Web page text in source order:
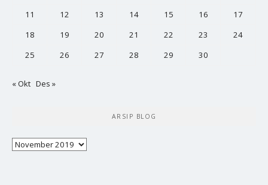
11
12 13 14 15 16
17
18
19 20 21 22 23
24
25
26 27 28 29 30
« Okt Des »
ARSIP BLOG
Arsip